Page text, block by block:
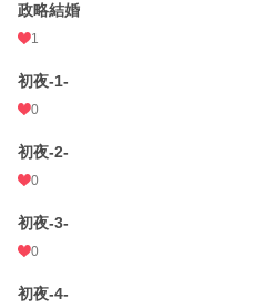
年間ポイント
政略結婚
1
初夜-1-
0
初夜-2-
0
初夜-3-
0
初夜-4-